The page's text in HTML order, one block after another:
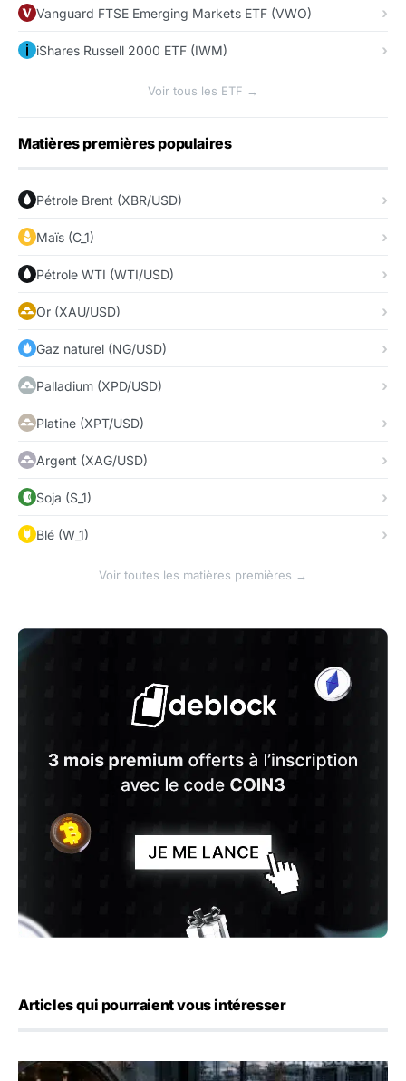
Vanguard FTSE Emerging Markets ETF (VWO)
iShares Russell 2000 ETF (IWM)
Voir tous les ETF →
Matières premières populaires
Pétrole Brent (XBR/USD)
Maïs (C_1)
Pétrole WTI (WTI/USD)
Or (XAU/USD)
Gaz naturel (NG/USD)
Palladium (XPD/USD)
Platine (XPT/USD)
Argent (XAG/USD)
Soja (S_1)
Blé (W_1)
Voir toutes les matières premières →
Articles qui pourraient vous intéresser
Jane Street négocie le transfert de 11 milliards de